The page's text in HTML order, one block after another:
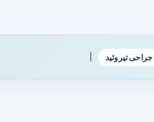
جراحی تیروئید